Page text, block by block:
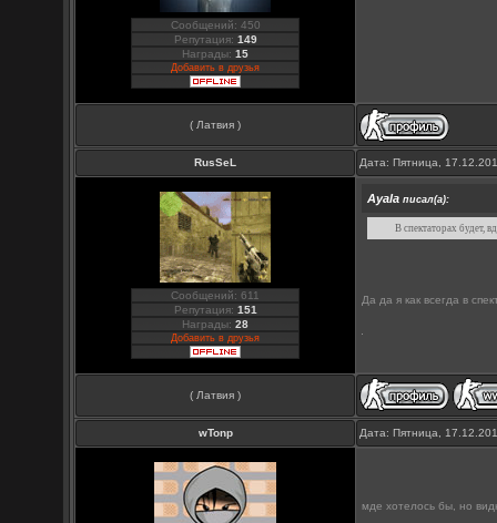
Сообщений: 450
Репутация: 149
Награды:15
Добавить в друзья
( Латвия )
RusSeL Дата: Пятница,
Сообщений: 611
Репутация: 151
Награды:28
Добавить в друзья
Ayala писал(а):
В спектаторах будет,
Да да я как всегда в
( Латвия )
wTonp Дата: Пятница,
мде хотелось бы, но